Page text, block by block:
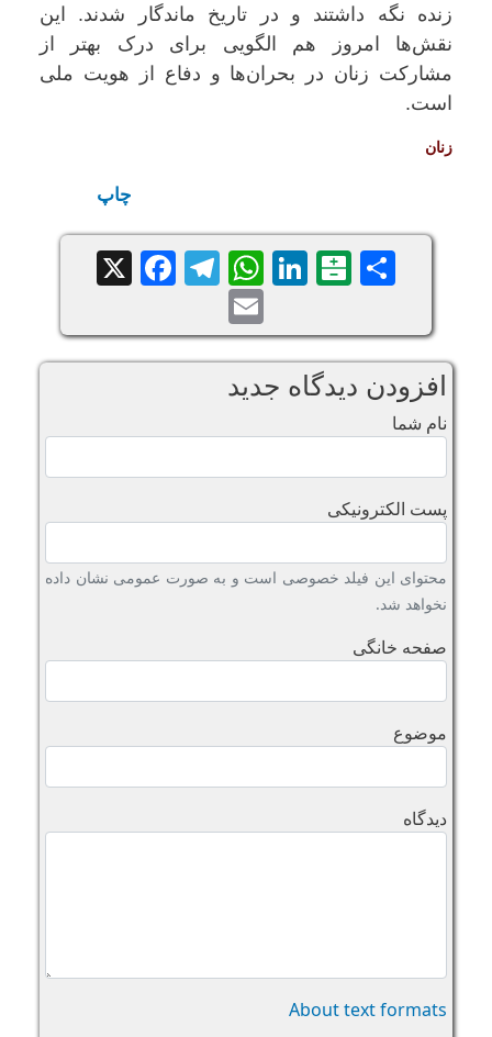
زنده نگه داشتند و در تاریخ ماندگار شدند. این
نقش‌ها امروز هم الگویی برای درک بهتر از
مشارکت زنان در بحران‌ها و دفاع از هویت ملی
است.
زنان
چاپ
Share
Balatarin
LinkedIn
WhatsApp
Telegram
Facebook
X
Email
افزودن دیدگاه جدید
نام شما
پست الکترونیکی
محتوای این فیلد خصوصی است و به صورت عمومی نشان داده
نخواهد شد.
صفحه خانگی
موضوع
دیدگاه
About text formats